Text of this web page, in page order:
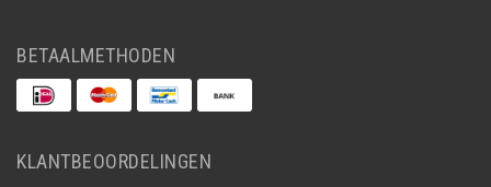
BETAALMETHODEN
KLANTBEOORDELINGEN